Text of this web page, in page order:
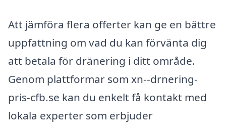
Att jämföra flera offerter kan ge en bättre
uppfattning om vad du kan förvänta dig
att betala för dränering i ditt område.
Genom plattformar som xn--drnering-
pris-cfb.se kan du enkelt få kontakt med
lokala experter som erbjuder